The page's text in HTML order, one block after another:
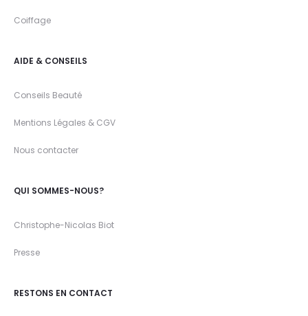
Coiffage
AIDE & CONSEILS
Conseils Beauté
Mentions Légales & CGV
Nous contacter
QUI SOMMES-NOUS?
Christophe-Nicolas Biot
Presse
RESTONS EN CONTACT